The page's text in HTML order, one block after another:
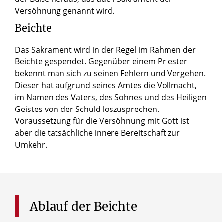
Versöhnung genannt wird.
Beichte
Das Sakrament wird in der Regel im Rahmen der
Beichte gespendet. Gegenüber einem Priester
bekennt man sich zu seinen Fehlern und Vergehen.
Dieser hat aufgrund seines Amtes die Vollmacht,
im Namen des Vaters, des Sohnes und des Heiligen
Geistes von der Schuld loszusprechen.
Voraussetzung für die Versöhnung mit Gott ist
aber die tatsächliche innere Bereitschaft zur
Umkehr.
Ablauf der Beichte